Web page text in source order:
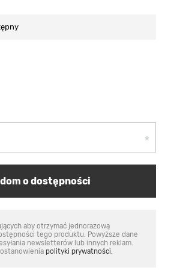
o dostępności
aby otrzymać jednorazową
tego produktu. Powyższe dane
newsletterów lub innych reklam.
polityki prywatności.